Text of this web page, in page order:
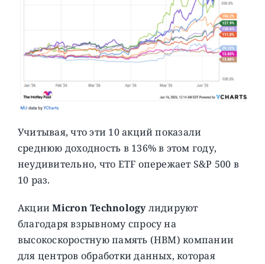
Учитывая, что эти 10 акций показали
среднюю доходность в 136% в этом году,
неудивительно, что ETF опережает S&P 500 в
10 раз.
АкцииMicron Technologyлидируют
благодаря взрывному спросу на
высокоскоростную память (HBM) компании
для центров обработки данных, которая